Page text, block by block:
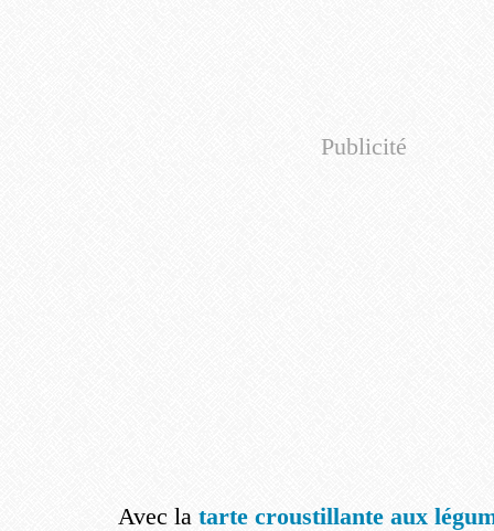
Publicité
Avec la tarte croustillante aux